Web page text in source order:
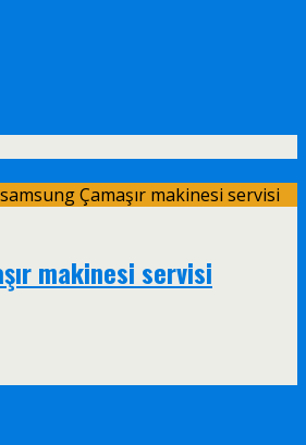
Çamaşır makinesi servisi
makinesi servisi